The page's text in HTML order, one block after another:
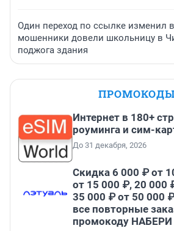
Один переход по ссылке изменил
мошенники довели школьницу в
поджога здания
ПРОМОКОДЫ
Интернет в 180+
роуминга и сим-
До 31 декабря, 2026
Скидка 6 000 ₽ от
от 15 000 ₽, 20 000
35 000 ₽ от 50 000
все повторные
промокоду НАБЕРИ